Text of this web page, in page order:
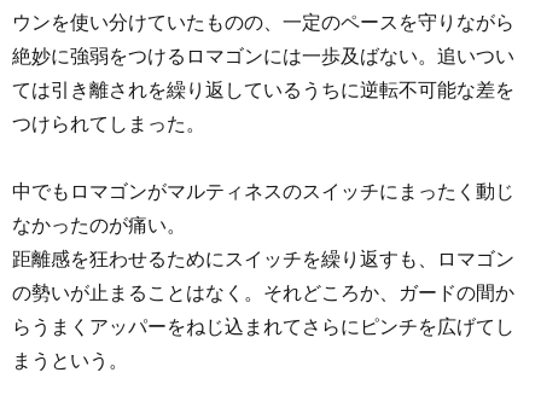
ウンを使い分けていたものの、一定のペースを守りながら
絶妙に強弱をつけるロマゴンには一歩及ばない。追いつい
ては引き離されを繰り返しているうちに逆転不可能な差を
つけられてしまった。
中でもロマゴンがマルティネスのスイッチにまったく動じ
なかったのが痛い。
距離感を狂わせるためにスイッチを繰り返すも、ロマゴン
の勢いが止まることはなく。それどころか、ガードの間か
らうまくアッパーをねじ込まれてさらにピンチを広げてし
まうという。